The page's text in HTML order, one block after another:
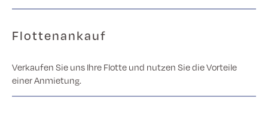
Flottenankauf
Verkaufen Sie uns Ihre Flotte und nutzen Sie die Vorteile
einer Anmietung.